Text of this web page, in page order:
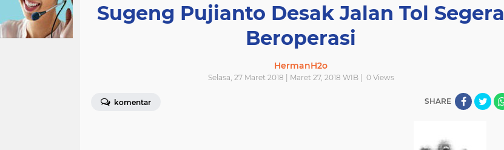
Sugeng Pujianto Desak Jalan Tol Segera
Beroperasi
HermanH2o
Selasa, 27 Maret 2018 | Maret 27, 2018 WIB | 0Views
komentar SHARE